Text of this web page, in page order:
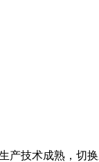
产技术成熟，切